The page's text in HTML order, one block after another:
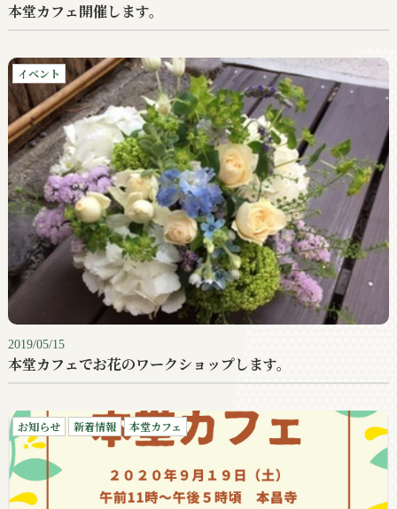
本堂カフェ開催します。
イベント
2019/05/15
本堂カフェでお花のワークショップします。
お知らせ 新着情報 本堂カフェ